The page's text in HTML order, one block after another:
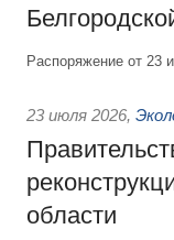
Распоряжение от 23
23 июля 2026,
области